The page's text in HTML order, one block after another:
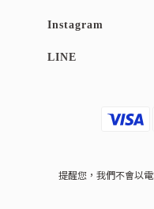
Instagram
LINE
提醒您，我們不會以